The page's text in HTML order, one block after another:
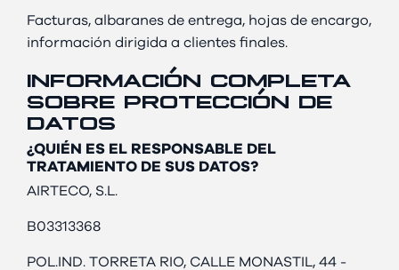
Facturas, albaranes de entrega, hojas de encargo,
información dirigida a clientes finales.
INFORMACIÓN COMPLETA
SOBRE PROTECCIÓN DE
DATOS
¿QUIÉN ES EL RESPONSABLE DEL
TRATAMIENTO DE SUS DATOS?
AIRTECO, S.L.
B03313368
POL.IND. TORRETA RIO, CALLE MONASTIL, 44 -